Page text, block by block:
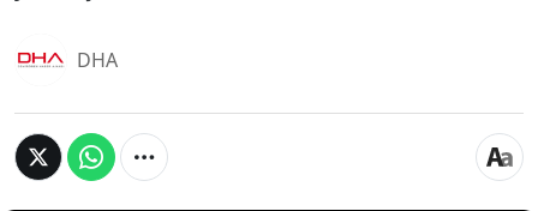
DHA